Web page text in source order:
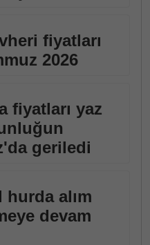
fiyatları
2026
fiyatları yaz
geriledi
hurda alım
devam